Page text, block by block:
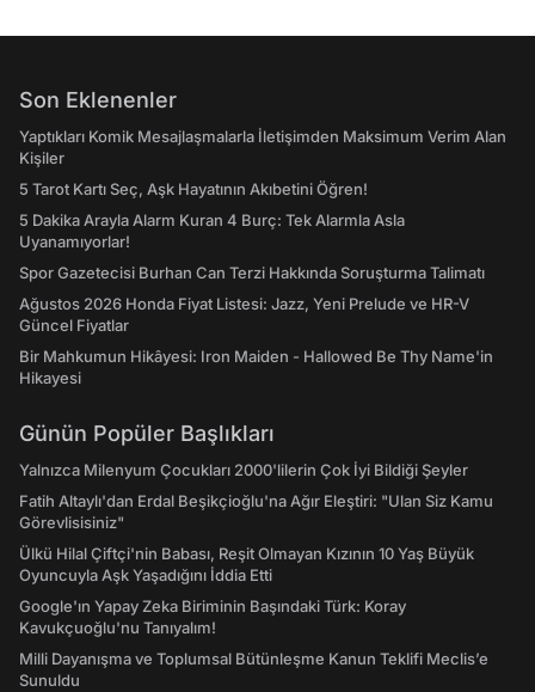
Son Eklenenler
Yaptıkları Komik Mesajlaşmalarla İletişimden Maksimum Verim Alan
Kişiler
5 Tarot Kartı Seç, Aşk Hayatının Akıbetini Öğren!
5 Dakika Arayla Alarm Kuran 4 Burç: Tek Alarmla Asla
Uyanamıyorlar!
Spor Gazetecisi Burhan Can Terzi Hakkında Soruşturma Talimatı
Ağustos 2026 Honda Fiyat Listesi: Jazz, Yeni Prelude ve HR-V
Güncel Fiyatlar
Bir Mahkumun Hikâyesi: Iron Maiden - Hallowed Be Thy Name'in
Hikayesi
Günün Popüler Başlıkları
Yalnızca Milenyum Çocukları 2000'lilerin Çok İyi Bildiği Şeyler
Fatih Altaylı'dan Erdal Beşikçioğlu'na Ağır Eleştiri: "Ulan Siz Kamu
Görevlisisiniz"
Ülkü Hilal Çiftçi'nin Babası, Reşit Olmayan Kızının 10 Yaş Büyük
Oyuncuyla Aşk Yaşadığını İddia Etti
Google'ın Yapay Zeka Biriminin Başındaki Türk: Koray
Kavukçuoğlu'nu Tanıyalım!
Milli Dayanışma ve Toplumsal Bütünleşme Kanun Teklifi Meclis’e
Sunuldu